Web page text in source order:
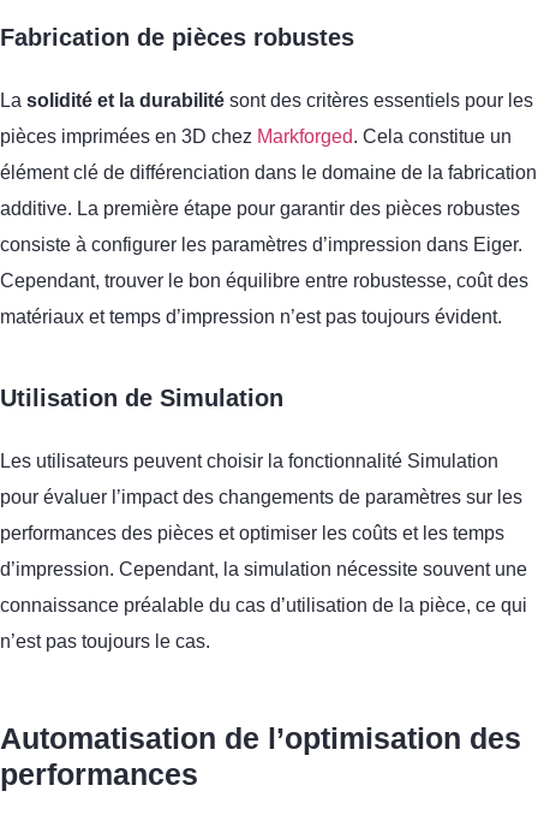
Fabrication de pièces robustes
La solidité et la durabilité sont des critères essentiels pour les
pièces imprimées en 3D chez Markforged. Cela constitue un
élément clé de différenciation dans le domaine de la fabrication
additive. La première étape pour garantir des pièces robustes
consiste à configurer les paramètres d’impression dans Eiger.
Cependant, trouver le bon équilibre entre robustesse, coût des
matériaux et temps d’impression n’est pas toujours évident.
Utilisation de Simulation
Les utilisateurs peuvent choisir la fonctionnalité Simulation
pour évaluer l’impact des changements de paramètres sur les
performances des pièces et optimiser les coûts et les temps
d’impression. Cependant, la simulation nécessite souvent une
connaissance préalable du cas d’utilisation de la pièce, ce qui
n’est pas toujours le cas.
Automatisation de l’optimisation des
performances